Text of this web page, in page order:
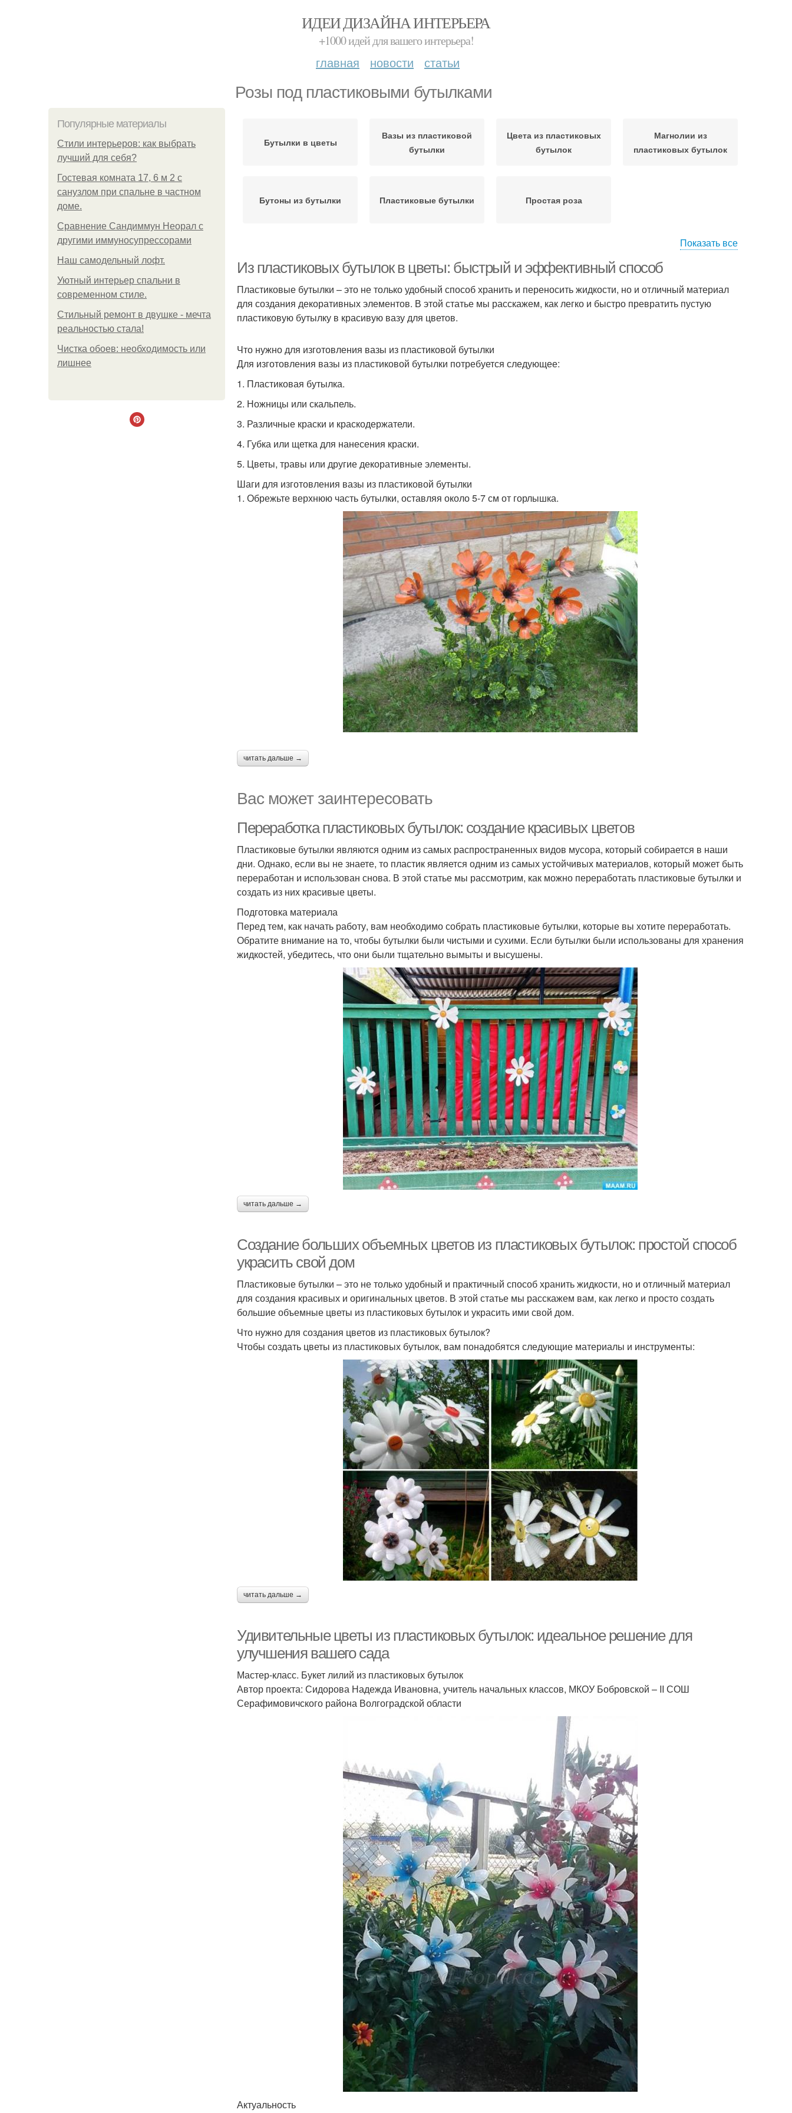
ИДЕИ ДИЗАЙНА ИНТЕРЬЕРА
+1000 идей для вашего интерьера!
главная новости статьи
Розы под пластиковыми бутылками
Популярные материалы
Стили интерьеров: как выбрать
лучший для себя?
Гостевая комната 17, 6 м 2 с
санузлом при спальне в частном
доме.
Сравнение Сандиммун Неорал с
другими иммуносупрессорами
Наш самодельный лофт.
Уютный интерьер спальни в
современном стиле.
Стильный ремонт в двушке - мечта
реальностью стала!
Чистка обоев: необходимость или
лишнее
Бутылки в цветы
Вазы из пластиковой
бутылки
Цвета из пластиковых
бутылок
Магнолии из
пластиковых бутылок
Бутоны из бутылки Пластиковые бутылки Простая роза
Показать все
Из пластиковых бутылок в цветы: быстрый и эффективный способ
Пластиковые бутылки – это не только удобный способ хранить и переносить жидкости, но и отличный материал
для создания декоративных элементов. В этой статье мы расскажем, как легко и быстро превратить пустую
пластиковую бутылку в красивую вазу для цветов.
Что нужно для изготовления вазы из пластиковой бутылки
Для изготовления вазы из пластиковой бутылки потребуется следующее:
1. Пластиковая бутылка.
2. Ножницы или скальпель.
3. Различные краски и краскодержатели.
4. Губка или щетка для нанесения краски.
5. Цветы, травы или другие декоративные элементы.
Шаги для изготовления вазы из пластиковой бутылки
1. Обрежьте верхнюю часть бутылки, оставляя около 5-7 см от горлышка.
читать дальше →
Вас может заинтересовать
Переработка пластиковых бутылок: создание красивых цветов
Пластиковые бутылки являются одним из самых распространенных видов мусора, который собирается в наши
дни. Однако, если вы не знаете, то пластик является одним из самых устойчивых материалов, который может быть
переработан и использован снова. В этой статье мы рассмотрим, как можно переработать пластиковые бутылки и
создать из них красивые цветы.
Подготовка материала
Перед тем, как начать работу, вам необходимо собрать пластиковые бутылки, которые вы хотите переработать.
Обратите внимание на то, чтобы бутылки были чистыми и сухими. Если бутылки были использованы для хранения
жидкостей, убедитесь, что они были тщательно вымыты и высушены.
читать дальше →
Создание больших объемных цветов из пластиковых бутылок: простой способ
украсить свой дом
Пластиковые бутылки – это не только удобный и практичный способ хранить жидкости, но и отличный материал
для создания красивых и оригинальных цветов. В этой статье мы расскажем вам, как легко и просто создать
большие объемные цветы из пластиковых бутылок и украсить ими свой дом.
Что нужно для создания цветов из пластиковых бутылок?
Чтобы создать цветы из пластиковых бутылок, вам понадобятся следующие материалы и инструменты:
читать дальше →
Удивительные цветы из пластиковых бутылок: идеальное решение для
улучшения вашего сада
Мастер-класс. Букет лилий из пластиковых бутылок
Автор проекта: Сидорова Надежда Ивановна, учитель начальных классов, МКОУ Бобровской – ΙΙ СОШ
Серафимовичского района Волгоградской области
Актуальность